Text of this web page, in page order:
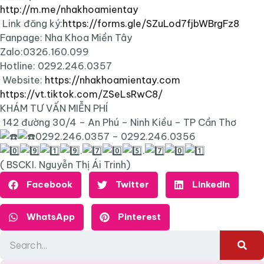
http://m.me/nhakhoamientay
Link đăng ký:https://forms.gle/SZuLod7fjbWBrgFz8
Fanpage: Nha Khoa Miền Tây
Zalo:0326.160.099
Hotline: 0292.246.0357
Website: https://nhakhoamientay.com
https://vt.tiktok.com/ZSeLsRwC8/
KHÁM TƯ VẤN MIỄN PHÍ
142 đường 30/4 – An Phú – Ninh Kiều – TP Cần Thơ
0292.246.0357 – 0292.246.0356
.
.
( BSCKI. Nguyễn Thị Ái Trinh)
Facebook Twitter LinkedIn
WhatsApp Pinterest